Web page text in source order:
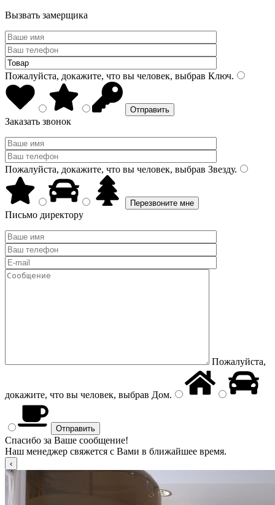
Вызвать замерщика
Пожалуйста, докажите, что вы человек, выбрав Ключ.
Заказать звонок
Пожалуйста, докажите, что вы человек, выбрав Звезду.
Письмо директору
Пожалуйста,
докажите, что вы человек, выбрав Дом.
Спасибо за Ваше сообщение!
Наш менеджер свяжется с Вами в ближайшее время.